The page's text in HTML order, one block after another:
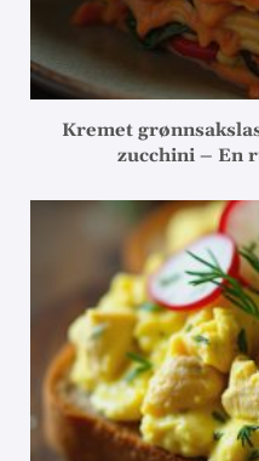
Kremet
zucchini – En